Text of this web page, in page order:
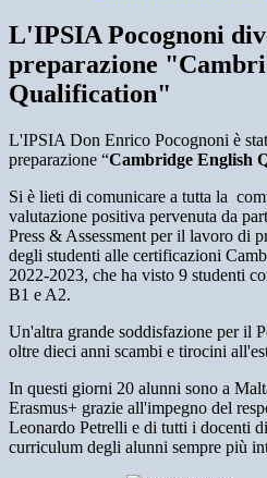
L'IPSIA Pocognoni
preparazione
Qualification"
L'IPSIA Don Enrico Pocognoni è
preparazione “Cambridge English
Si è lieti di comunicare a tutta la
valutazione positiva pervenuta da
Press & Assessment per il lavoro di
degli studenti alle certificazioni
2022-2023, che ha visto 9 studenti
B1 e A2.
Un'altra grande soddisfazione per il
oltre dieci anni scambi e tirocini
In questi giorni 20 alunni sono a
Erasmus+ grazie all'impegno del
Leonardo Petrelli e di tutti i docenti
curriculum degli alunni sempre più